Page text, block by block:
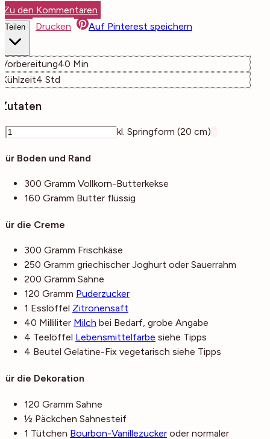
Zu den Kommentaren
Teilen Drucken Auf Pinterest speichern
Vorbereitung40 Minuten
Min
Kühlzeit4 Stunden
Std
Zutaten
kl. Springform (20 cm)
Für Boden und Rand
300 Gramm Vollkorn-Butterkekse
160 Gramm Butter flüssig
Für die Creme
300 Gramm Frischkäse
250 Gramm griechischer Joghurt oder Sauerrahm
200 Gramm Sahne
120 Gramm Puderzucker
1 Esslöffel Zitronensaft
40 Milliliter Milch bei Bedarf, grobe Angabe
4 Teelöffel Lebensmittelfarbe siehe Tipps
4 Beutel Gelatine-Fix vegetarisch siehe Tipps
Für die Dekoration
120 Gramm Sahne
½ Päckchen Sahnesteif
1 Tütchen Bourbon-Vanillezucker oder normaler